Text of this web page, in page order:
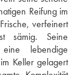
Reifung im
verfeinert
sämig. Seine
lebendige
Keller gelagert